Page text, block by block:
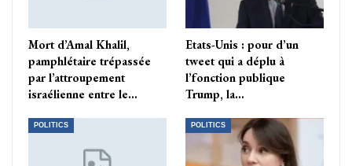
Mort d’Amal Khalil,
pamphlétaire trépassée
par l’attroupement
israélienne entre le…
Etats-Unis : pour d’un
tweet qui a déplu à
l’fonction publique
Trump, la…
POLITICS POLITICS